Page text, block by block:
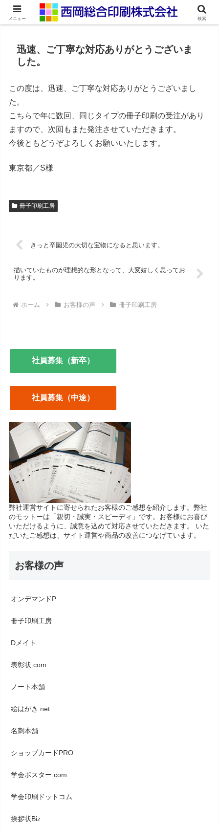
ネット印刷通販・オンデマンド印刷
迅速、ご丁寧な対応ありがとうございま
した。
この度は、迅速、ご丁寧な対応ありがとうございまし
た。
こちらで年に数回、同じタイプの冊子印刷の受注があり
ますので、次回もまた発注させていただきます。
今後ともどうぞよろしくお願いいたします。
東京都／S様
冊子印刷工房
きっと卒園児の大切な宝物になると思います。
描いていたものが理想的な形となって、大変嬉しく思ってお
ります。
ホーム お客様の声 冊子印刷工房
社員募集（新卒）
社員募集（中途）
弊社運営サイトに寄せられたお客様のご感想を紹介します。弊社
のモットーは「親切・誠実・スピーディ」です。お客様にお喜び
いただけるように、誠意を込めて対応させていただきます。 いた
だいたご感想は、サイト運営や商品の改善につなげています。
お客様の声
オンデマンドP
冊子印刷工房
Dメイト
表彰状.com
ノート本舗
絵はがき.net
名刺本舗
ショップカードPRO
学会ポスター.com
学会印刷ドットコム
挨拶状Biz
メニュー 検索